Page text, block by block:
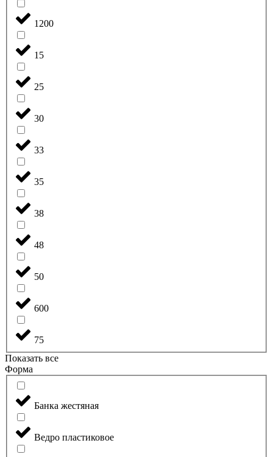
1200
15
25
30
33
35
38
48
50
600
75
Показать все
Форма
Банка жестяная
Ведро пластиковое